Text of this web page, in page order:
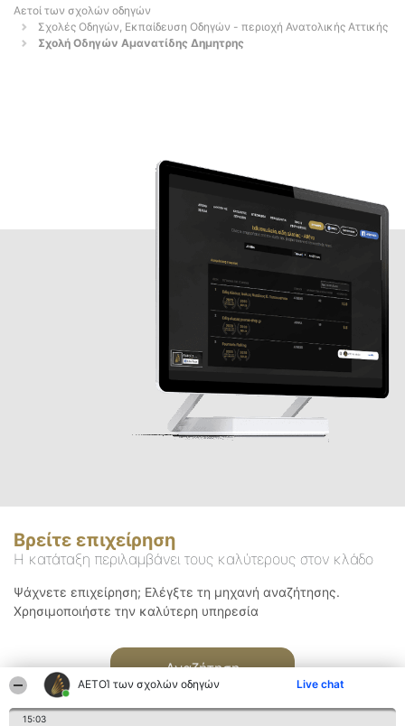
ΑΕΤΟΊ των σχολών οδηγών Live chat
15:03
Αετοί των σχολών οδηγών
Σχολές Οδηγών, Εκπαίδευση Οδηγών - περιοχή Ανατολικής Αττικής
Σχολή Οδηγών Αμανατίδης Δημητρης
Βρείτε επιχείρηση
Η κατάταξη περιλαμβάνει τους καλύτερους στον κλάδο
Ψάχνετε επιχείρηση; Ελέγξτε τη μηχανή αναζήτησης.
Χρησιμοποιήστε την καλύτερη υπηρεσία
Αναζήτηση